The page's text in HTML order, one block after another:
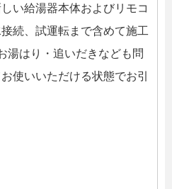
い給湯器本体およびリモコ
続、試運転まで含めて施工
湯はり・追いだきなども問
使いいただける状態でお引